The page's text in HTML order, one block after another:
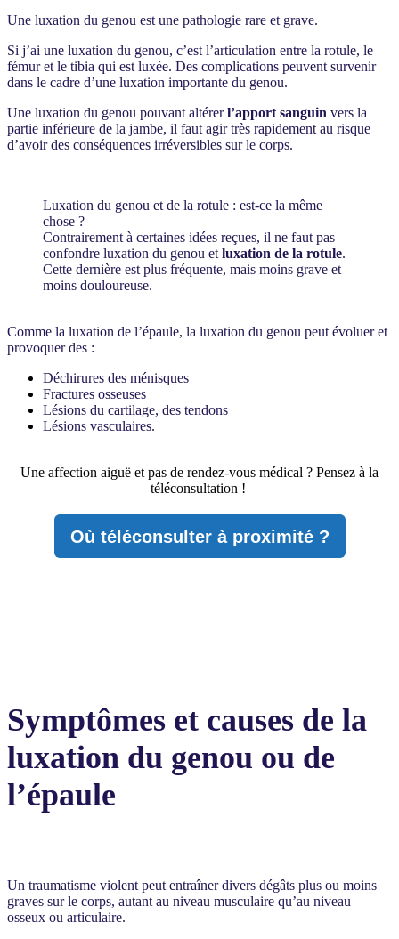
Une luxation du genou est une pathologie rare et grave.
Si j’ai une luxation du genou, c’est l’articulation entre la rotule, le
fémur et le tibia qui est luxée. Des complications peuvent survenir
dans le cadre d’une luxation importante du genou.
Une luxation du genou pouvant altérerl’apport sanguin vers la
partie inférieure de la jambe, il faut agir très rapidement au risque
d’avoir des conséquences irréversibles sur le corps.
Luxation du genou et de la rotule : est-ce la même
chose ?
Contrairement à certaines idées reçues, il ne faut pas
confondre luxation du genou et luxation de la rotule.
Cette dernière est plus fréquente, mais moins grave et
moins douloureuse.
Comme la luxation de l’épaule, la luxation du genou peut évoluer et
provoquer des :
Déchirures des ménisques
Fractures osseuses
Lésions du cartilage, des tendons
Lésions vasculaires.
Une affection aiguë et pas de rendez-vous médical ? Pensez à la
téléconsultation !
Où téléconsulter à proximité ?
Symptômes et causes de la
luxation du genou ou de
l’épaule
Un traumatisme violent peut entraîner divers dégâts plus ou moins
graves sur le corps, autant au niveau musculaire qu’au niveau
osseux ou articulaire.